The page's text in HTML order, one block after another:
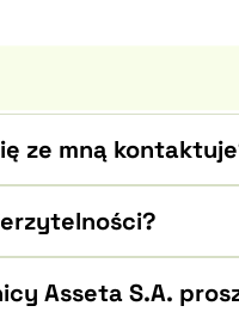
ze mną
Asseta S.A.